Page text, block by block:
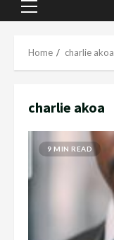
Home charlie akoa
charlie akoa
9 MIN READ